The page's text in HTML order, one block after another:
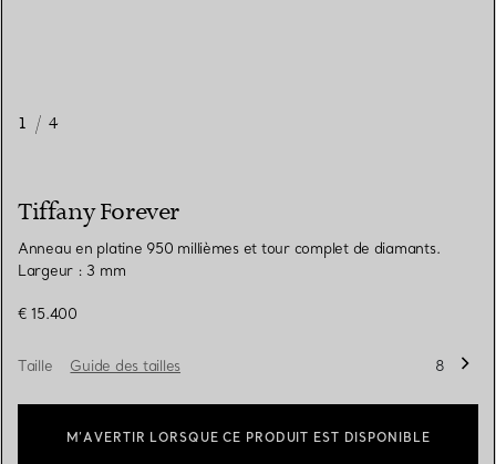
1 / 4
Tiffany Forever
Anneau en platine 950 millièmes et tour complet de diamants.
Largeur : 3 mm
€ 15.400
Taille Guide des tailles 8
M’AVERTIR LORSQUE CE PRODUIT EST DISPONIBLE